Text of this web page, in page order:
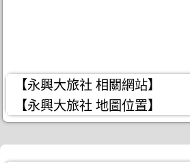
【永興大旅社 相關網站】
【永興大旅社 地圖位置】